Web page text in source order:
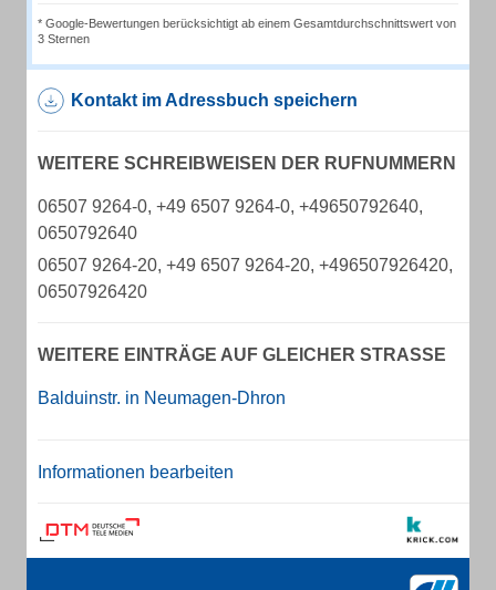
* Google-Bewertungen berücksichtigt ab einem Gesamtdurchschnittswert von
3 Sternen
Kontakt im Adressbuch speichern
WEITERE SCHREIBWEISEN DER RUFNUMMERN
06507 9264-0, +49 6507 9264-0, +49650792640,
0650792640
06507 9264-20, +49 6507 9264-20, +496507926420,
06507926420
WEITERE EINTRÄGE AUF GLEICHER STRASSE
Balduinstr. in Neumagen-Dhron
Informationen bearbeiten